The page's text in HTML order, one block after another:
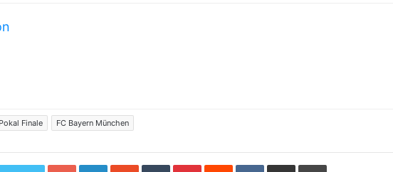
Finale FC Bayern München
Google+ LinkedIn StumbleUpon Tumblr Pinterest Reddit VKontakte